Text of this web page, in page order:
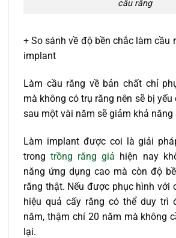
cầu răng
+ So sánh về độ bền chắc làm cầu
implant
Làm cầu răng về bản chất chỉ
mà không có trụ răng nên sẽ bị
sau một vài năm sẽ giảm khả năng
Làm implant được coi là giải
trongtrồng răng giả hiện nay
năng ứng dụng cao mà còn độ
răng thật. Nếu được phục hình với
hiệu quả cấy răng có thể duy trì
năm, thậm chí 20 năm mà không
lại.